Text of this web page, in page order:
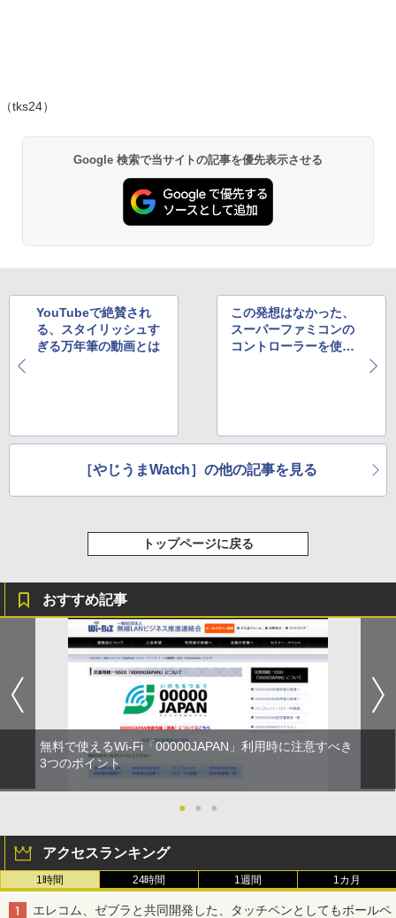
（tks24）
Google 検索で当サイトの記事を優先表示させる
YouTubeで絶賛され
る、スタイリッシュす
ぎる万年筆の動画とは
この発想はなかった、
スーパーファミコンの
コントローラーを使っ
［やじうまWatch］の他の記事を見る
トップページに戻る
おすすめ記事
無料で使えるWi-Fi「00000JAPAN」利用時に注意すべき
3つのポイント
● ● ●
アクセスランキング
1時間 24時間 1週間 1カ月
エレコム、ゼブラと共同開発した、タッチペンとしてもボールペ